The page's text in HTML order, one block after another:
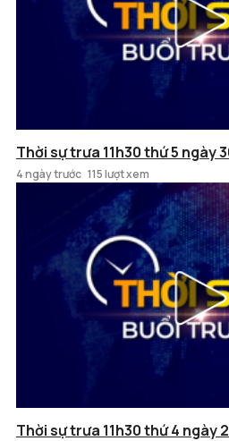
Thời sự trưa 11h30 thứ 5 ngày
4 ngày trước 115 lượt xem
Thời sự trưa 11h30 thứ 4 ngày